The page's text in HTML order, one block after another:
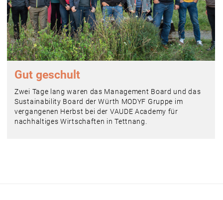
Gut geschult
Zwei Tage lang waren das Management Board und das
Sustainability Board der Würth MODYF Gruppe im
vergangenen Herbst bei der VAUDE Academy für
nachhaltiges Wirtschaften in Tettnang.